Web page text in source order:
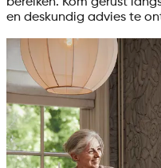
en deskundig advies te